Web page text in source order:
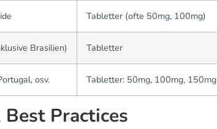
Tabletter (ofte 50mg, 100mg)
Brasilien) Tabletter
osv. Tabletter: 50mg, 100mg, 150mg
Best Practices